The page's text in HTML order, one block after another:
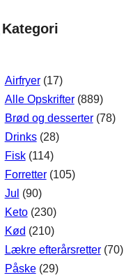
Kategori
Airfryer(17)
Alle Opskrifter(889)
Brød og desserter(78)
Drinks(28)
Fisk(114)
Forretter(105)
Jul (90)
Keto(230)
Kød (210)
Lækre efterårsretter(70)
Påske(29)